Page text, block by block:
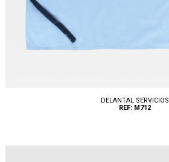
DELANTAL SERVICIOS
REF: M712